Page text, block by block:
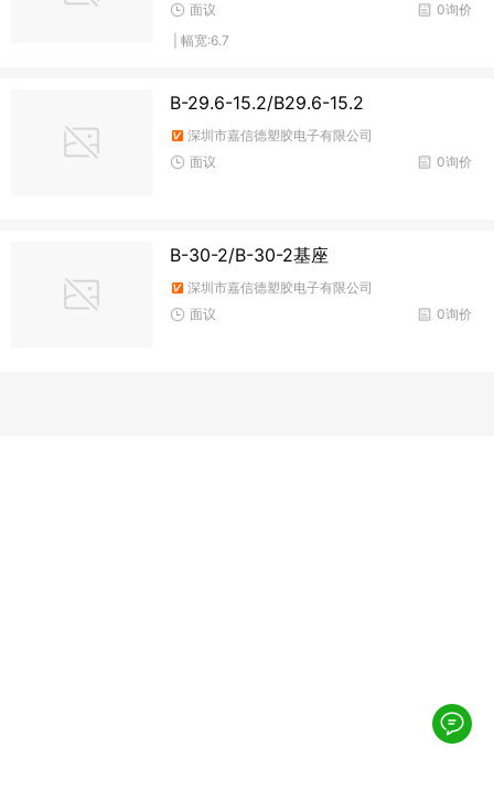
0询价
面议
| 幅宽:6.7
B-29.6-15.2/B29.6-15.2
深圳市嘉信德塑胶电子有限公司
0询价
面议
B-30-2/B-30-2基座
深圳市嘉信德塑胶电子有限公司
0询价
面议